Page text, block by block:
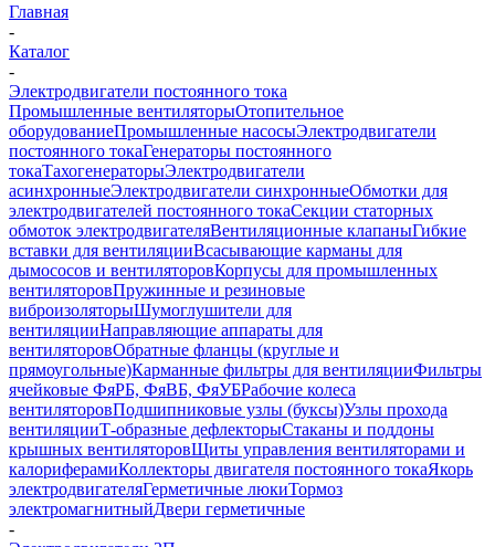
Главная
-
Каталог
-
Электродвигатели постоянного тока
Промышленные вентиляторыОтопительное
оборудованиеПромышленные насосыЭлектродвигатели
постоянного токаГенераторы постоянного
токаТахогенераторыЭлектродвигатели
асинхронныеЭлектродвигатели синхронныеОбмотки для
электродвигателей постоянного токаСекции статорных
обмоток электродвигателяВентиляционные клапаныГибкие
вставки для вентиляцииВсасывающие карманы для
дымососов и вентиляторовКорпусы для промышленных
вентиляторовПружинные и резиновые
виброизоляторыШумоглушители для
вентиляцииНаправляющие аппараты для
вентиляторовОбратные фланцы (круглые и
прямоугольные)Карманные фильтры для вентиляцииФильтры
ячейковые ФяРБ, ФяВБ, ФяУБРабочие колеса
вентиляторовПодшипниковые узлы (буксы)Узлы прохода
вентиляцииТ-образные дефлекторыСтаканы и поддоны
крышных вентиляторовЩиты управления вентиляторами и
калориферамиКоллекторы двигателя постоянного токаЯкорь
электродвигателяГерметичные люкиТормоз
электромагнитныйДвери герметичные
-